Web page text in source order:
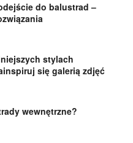
do balustrad –
stylach
się galerią zdjęć
wewnętrzne?